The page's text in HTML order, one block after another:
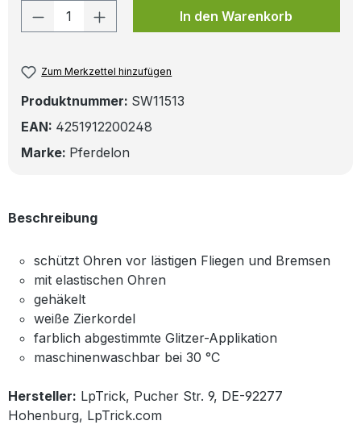
Produkt Anzahl: Gib den
In den Warenkorb
Zum Merkzettel hinzufügen
Produktnummer: SW11513
EAN: 4251912200248
Marke: Pferdelon
Beschreibung
schützt Ohren vor lästigen Fliegen und Bremsen
mit elastischen Ohren
gehäkelt
weiße Zierkordel
farblich abgestimmte Glitzer-Applikation
maschinenwaschbar bei 30 °C
Hersteller: LpTrick, Pucher Str. 9, DE-92277
Hohenburg, LpTrick.com